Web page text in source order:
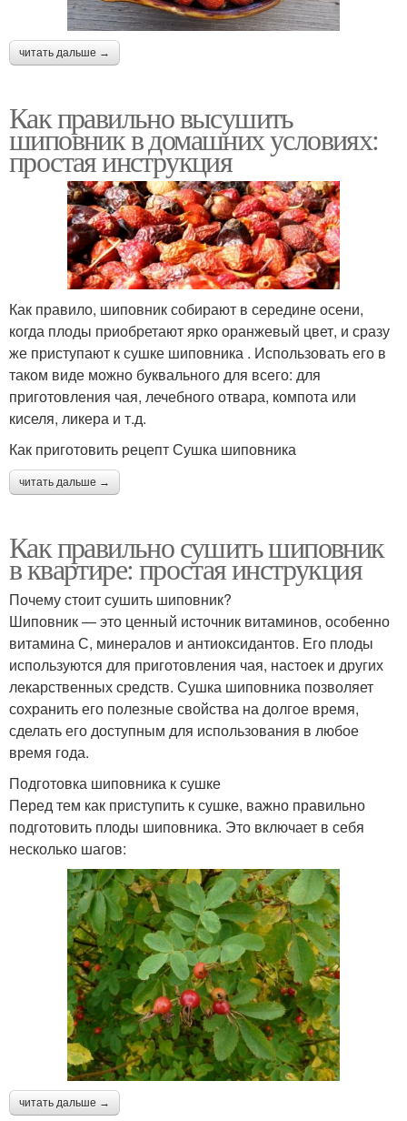
читать дальше →
Как правильно высушить
шиповник в домашних условиях:
простая инструкция
Как правило, шиповник собирают в середине осени,
когда плоды приобретают ярко оранжевый цвет, и сразу
же приступают к сушке шиповника . Использовать его в
таком виде можно буквального для всего: для
приготовления чая, лечебного отвара, компота или
киселя, ликера и т.д.
Как приготовить рецепт Сушка шиповника
читать дальше →
Как правильно сушить шиповник
в квартире: простая инструкция
Почему стоит сушить шиповник?
Шиповник — это ценный источник витаминов, особенно
витамина С, минералов и антиоксидантов. Его плоды
используются для приготовления чая, настоек и других
лекарственных средств. Сушка шиповника позволяет
сохранить его полезные свойства на долгое время,
сделать его доступным для использования в любое
время года.
Подготовка шиповника к сушке
Перед тем как приступить к сушке, важно правильно
подготовить плоды шиповника. Это включает в себя
несколько шагов:
читать дальше →